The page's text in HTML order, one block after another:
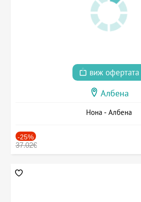
виж офертата
Албена
Нона - Албена
-25%
37.02€